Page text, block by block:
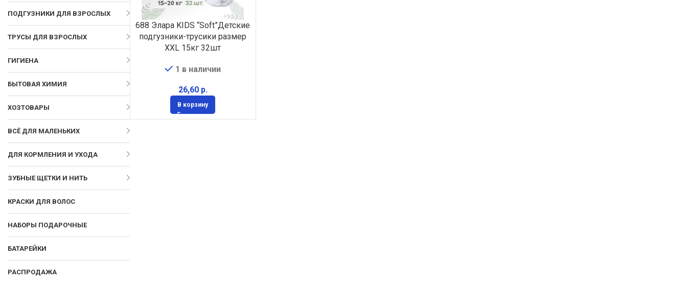
ПОДГУЗНИКИ ДЛЯ ВЗРОСЛЫХ
ТРУСЫ ДЛЯ ВЗРОСЛЫХ
ГИГИЕНА
БЫТОВАЯ ХИМИЯ
ХОЗТОВАРЫ
ВСЁ ДЛЯ МАЛЕНЬКИХ
ДЛЯ КОРМЛЕНИЯ И УХОДА
ЗУБНЫЕ ЩЕТКИ И НИТЬ
КРАСКИ ДЛЯ ВОЛОС
НАБОРЫ ПОДАРОЧНЫЕ
БАТАРЕЙКИ
РАСПРОДАЖА
688 Элара KIDS “Soft”Детские
подгузники-трусики размер
XXL 15кг 32шт
1 в наличии
р.
В корзину